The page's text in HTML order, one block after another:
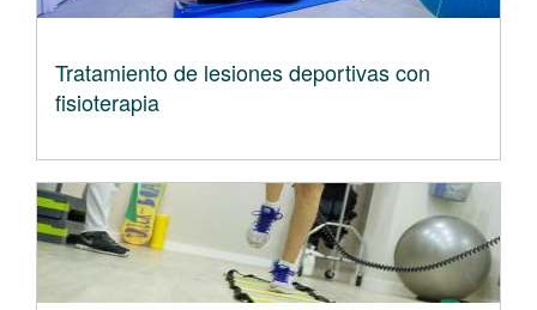
Tratamiento de lesiones deportivas con
fisioterapia